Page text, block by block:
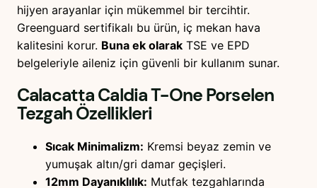
hijyen arayanlar için mükemmel bir tercihtir.
Greenguard sertifikalı bu ürün, iç mekan hava
kalitesini korur. Buna ek olarak TSE ve EPD
belgeleriyle aileniz için güvenli bir kullanım sunar.
Calacatta Caldia T-One Porselen
TezgahÖzellikleri
Sıcak Minimalizm: Kremsi beyaz zemin ve
yumuşak altın/gri damar geçişleri.
12mm Dayanıklılık: Mutfak tezgahlarında